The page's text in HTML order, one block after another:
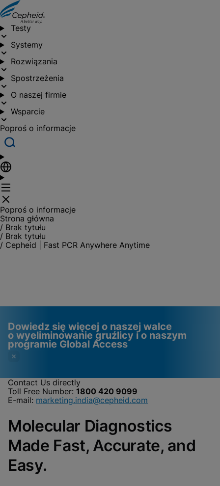
Testy
Systemy
Rozwiązania
Spostrzeżenia
O naszej firmie
Wsparcie
Poproś o informacje
Poproś o informacje
Strona główna
/ Brak tytułu
/ Brak tytułu
/ Cepheid | Fast PCR Anywhere Anytime
Dowiedz się więcej o naszej walce
o wyeliminowanie gruźlicy i o naszym
programie Global Access
Filmy wymagają włączenia
funkcjonalnych
Proszę zauważyć:Włączenie plików
cookie funkcjonalnych zaktualizuje te
ustawienia dla wszystkich plików
cookie
Zobacz i zaktualizuj ustawienia plików cookie
Zobacz politykę prywatności
Pliki cookie funkcjonalne
Zobacz i zaktualizuj ustawienia plików cookie
Zobacz politykę prywatności
Gotowe
Contact Us directly
Toll Free Number: 1800 420 9099
E-mail: marketing.india@cepheid.com
Molecular Diagnostics
Made Fast, Accurate, and
Easy.